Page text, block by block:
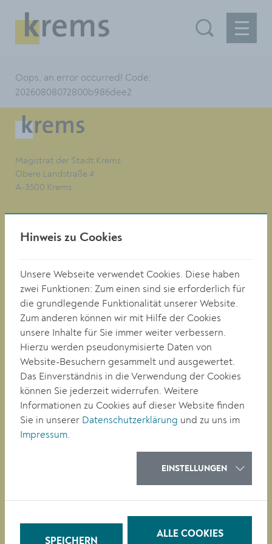
Oops, an error occurred! Code:
20260808072800b986dee2
Magistrat der Stadt Krems
Obere Landstraße 4
A-3500 Krems
Fax +43 (0)2732/801-90 269
RATHAUS
LEBEN
KULTUR
QUICKLINKS
Veranstaltungen
Parken in Krems
Müllkalender
Digitale Amtstafel
Leinen- & Maulkorbpflicht
Hinweis zu Cookies
Unsere Webseite verwendet Cookies. Diese haben
zwei Funktionen: Zum einen sind sie erforderlich für
die grundlegende Funktionalität unserer Website.
Zum anderen können wir mit Hilfe der Cookies
unsere Inhalte für Sie immer weiter verbessern.
Hierzu werden pseudonymisierte Daten von
Website-Besuchern gesammelt und ausgewertet.
Das Einverständnis in die Verwendung der Cookies
können Sie jederzeit widerrufen. Weitere
Informationen zu Cookies auf dieser Website finden
Sie in unserer Datenschutzerklärung und zu uns im
Impressum.
EINSTELLUNGEN
SPEICHERN
ALLE COOKIES